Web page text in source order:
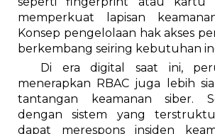
memperkuat lapisan
Konsep pengelolaan hak akses
berkembang seiring kebutuhan
Di era digital saat ini,
menerapkan RBAC juga lebih
tantangan keamanan siber.
dengan sistem yang
dapat merespons insiden